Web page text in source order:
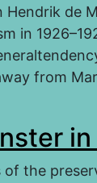
Hendrik de
in
from
discussions
of the